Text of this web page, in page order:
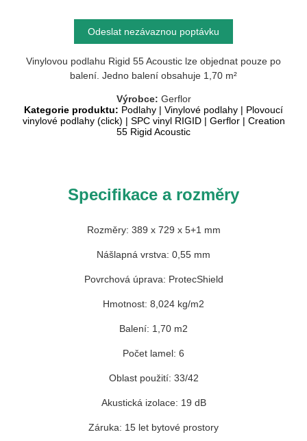
Odeslat nezávaznou poptávku
Vinylovou podlahu Rigid 55 Acoustic lze objednat pouze po
balení. Jedno balení obsahuje 1,70 m²
Výrobce: Gerflor
Kategorie produktu: Podlahy | Vinylové podlahy | Plovoucí
vinylové podlahy (click) | SPC vinyl RIGID| Gerflor| Creation
55 Rigid Acoustic
Specifikace a rozměry
Rozměry: 389 x 729 x 5+1 mm
Nášlapná vrstva: 0,55 mm
Povrchová úprava: ProtecShield
Hmotnost: 8,024 kg/m2
Balení: 1,70 m2
Počet lamel: 6
Oblast použití: 33/42
Akustická izolace: 19 dB
Záruka: 15 let bytové prostory